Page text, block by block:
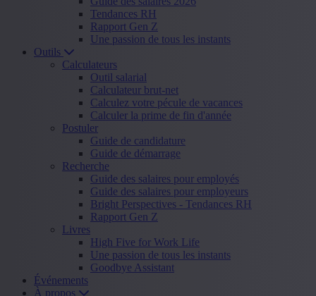
Tendances RH
Rapport Gen Z
Une passion de tous les instants
Outils
Calculateurs
Outil salarial
Calculateur brut-net
Calculez votre pécule de vacances
Calculer la prime de fin d'année
Postuler
Guide de candidature
Guide de démarrage
Recherche
Guide des salaires pour employés
Guide des salaires pour employeurs
Bright Perspectives - Tendances RH
Rapport Gen Z
Livres
High Five for Work Life
Une passion de tous les instants
Goodbye Assistant
Événements
À propos